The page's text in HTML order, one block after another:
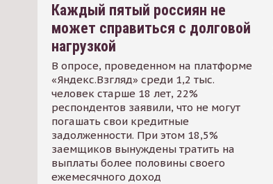
Каждый пятый россиян не
может справиться с долговой
нагрузкой
В опросе, проведенном на платформе
«Яндекс.Взгляд» среди 1,2 тыс.
человек старше 18 лет, 22%
респондентов заявили, что не могут
погашать свои кредитные
задолженности. При этом 18,5%
заемщиков вынуждены тратить на
выплаты более половины своего
ежемесячного доход